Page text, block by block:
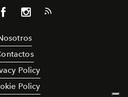
Policy
Policy